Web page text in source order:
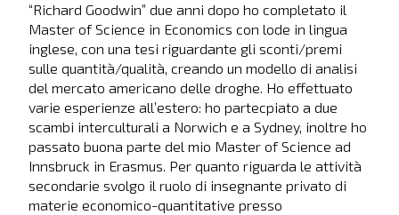
“Richard Goodwin” due anni dopo ho completato il
Master of Science in Economics con lode in lingua
inglese, con una tesi riguardante gli sconti/premi
sulle quantità/qualità, creando un modello di analisi
del mercato americano delle droghe. Ho effettuato
varie esperienze all’estero: ho partecpiato a due
scambi interculturali a Norwich e a Sydney, inoltre ho
passato buona parte del mio Master of Science ad
Innsbruck in Erasmus. Per quanto riguarda le attività
secondarie svolgo il ruolo di insegnante privato di
materie economico-quantitative presso